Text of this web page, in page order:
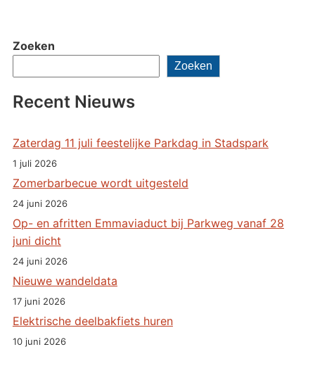
Zoeken
Zoeken
Recent Nieuws
Zaterdag 11 juli feestelijke Parkdag in Stadspark
1 juli 2026
Zomerbarbecue wordt uitgesteld
24 juni 2026
Op- en afritten Emmaviaduct bij Parkweg vanaf 28
juni dicht
24 juni 2026
Nieuwe wandeldata
17 juni 2026
Elektrische deelbakfiets huren
10 juni 2026